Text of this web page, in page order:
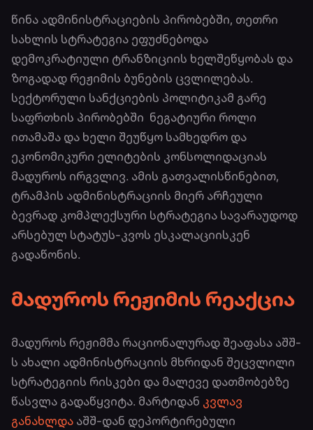
წინა ადმინისტრაციების პირობებში, თეთრი
სახლის სტრატეგია ეფუძნებოდა
დემოკრატიული ტრანზიციის ხელშეწყობას და
ზოგადად რეჟიმის ბუნების ცვლილებას.
სექტორული სანქციების პოლიტიკამ გარე
საფრთხის პირობებში ნეგატიური როლი
ითამაშა და ხელი შეუწყო სამხედრო და
ეკონომიკური ელიტების კონსოლიდაციას
მადუროს ირგვლივ. ამის გათვალისწინებით,
ტრამპის ადმინისტრაციის მიერ არჩეული
ბევრად კომპლექსური სტრატეგია სავარაუდოდ
არსებულ სტატუს-კვოს ესკალაციისკენ
გადაწონის.
მადუროს რეჟიმის რეაქცია
მადუროს რეჟიმმა რაციონალურად შეაფასა აშშ-
ს ახალი ადმინისტრაციის მხრიდან შეცვლილი
სტრატეგიის რისკები და მალევე დათმობებზე
წასვლა გადაწყვიტა. მარტიდან კვლავ
განახლდა აშშ-დან დეპორტირებული